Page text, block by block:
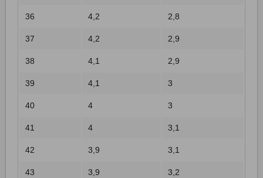
36 4,2 2,8
37 4,2 2,9
38 4,1 2,9
39 4,1 3
40 4 3
41 4 3,1
42 3,9 3,1
43 3,9 3,2